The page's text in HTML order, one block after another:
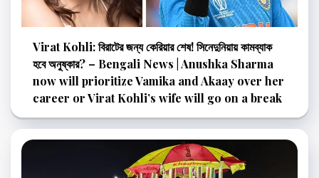
Virat Kohli: বিরাটের জন্য কেরিয়ার শেষ! সিনেদুনিয়ায় কামব্যাক
হবে অনুষ্কার? – Bengali News | Anushka Sharma
now will prioritize Vamika and Akaay over her
career or Virat Kohli’s wife will go on a break